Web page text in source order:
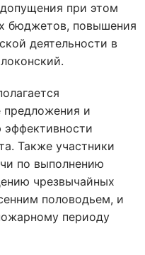
при этом
бюджетов, повышения
деятельности в
предложения и
Также участники
по выполнению
чрезвычайных
половодьем, и
периоду